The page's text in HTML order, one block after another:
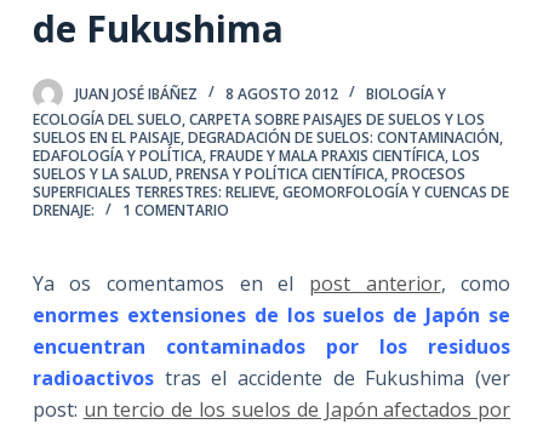
o
de Fukushima
JUAN JOSÉ IBÁÑEZ 8 AGOSTO 2012
BIOLOGÍA Y
ECOLOGÍA DEL SUELO,CARPETA SOBRE PAISAJES DE SUELOS Y LOS
SUELOS EN EL PAISAJE,DEGRADACIÓN DE SUELOS: CONTAMINACIÓN,
EDAFOLOGÍA Y POLÍTICA,FRAUDE Y MALA PRAXIS CIENTÍFICA,LOS
SUELOS Y LA SALUD,PRENSA Y POLÍTICA CIENTÍFICA,PROCESOS
SUPERFICIALES TERRESTRES: RELIEVE, GEOMORFOLOGÍA Y CUENCAS DE
DRENAJE:
1 COMENTARIO
Ya os comentamos en el post anterior, como
enormes extensiones de los suelos de Japón se
encuentran contaminados por los residuos
radioactivos tras el accidente de Fukushima (ver
post: un tercio de los suelos de Japón afectados por